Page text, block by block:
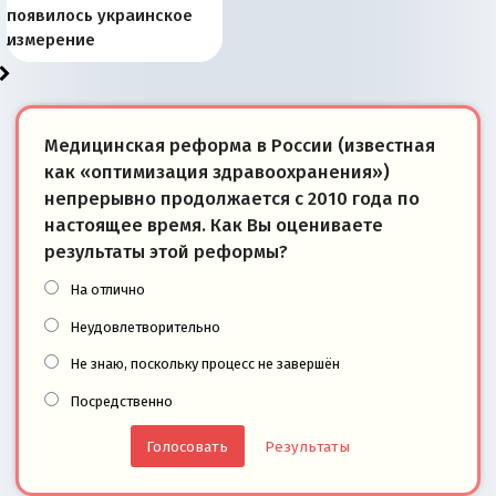
Запада рассказала о
«переобувании» хозяев
перемены: 15 шагов к
суверенной экономике
Европы
сбрасывать балласт
Анкориджа
года: первые уступки во
внутренней политике
сегодня
Варшаве не поможет её
отношениям с Россией?
современной истории
Южной Осетии
появилось украинское
измерение
Медицинская реформа в России (известная
как «оптимизация здравоохранения»)
непрерывно продолжается с 2010 года по
настоящее время. Как Вы оцениваете
результаты этой реформы?
На отлично
Неудовлетворительно
Не знаю, поскольку процесс не завершён
Посредственно
Результаты